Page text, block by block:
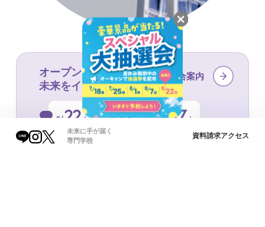
オープンキャンパスで
未来をイメージ！
総合案内
8/ 22 土 9/12 土 10/17 土
未来に手が届く
専門学校
資料請求アクセス